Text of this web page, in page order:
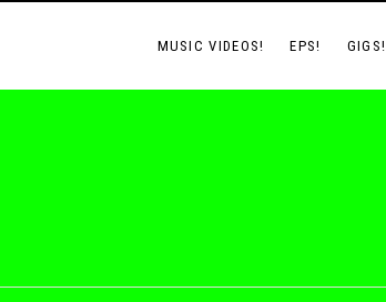
MUSIC VIDEOS! EPS! GIGS!